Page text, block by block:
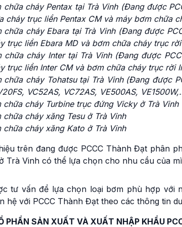
chữa cháy Pentax tại Trà Vinh (Đang được
cháy trục liền Pentax CM và máy bơm chữa
chữa cháy Ebara tại Trà Vinh (Đang được
trục liền Ebara MD và bơm chữa cháy trục rời
chữa cháy Inter tại Trà Vinh (Đang được
trục liền Inter CM và bơm chữa cháy trục rời
chữa cháy Tohatsu tại Trà Vinh (Đang được
VC52AS, VC72AS, VE500AS,
chữa cháy Turbine trục đứng Vicky ở Trà Vinh
chữa cháy xăng Tesu ở Trà Vinh
chữa cháy xăng Kato ở Trà Vinh
trên đang được PCCC Thành Đạt phân
Trà Vinh có thể lựa chọn cho nhu cầu của
tư vấn để lựa chọn loại bơm phù hợp với
hệ với PCCC Thành Đạt theo các thông tin
PHẦN SẢN XUẤT VÀ XUẤT NHẬP KHẨU